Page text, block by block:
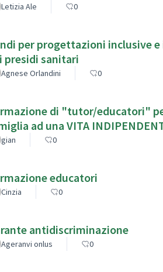
Letizia Ale 0
per progettazioni inclusive
presidi sanitari
Agnese Orlandini 0
di "tutor/educatori"
ad una VITA
gian 0
educatori
Cinzia 0
antidiscriminazione
Ageranvi onlus 0